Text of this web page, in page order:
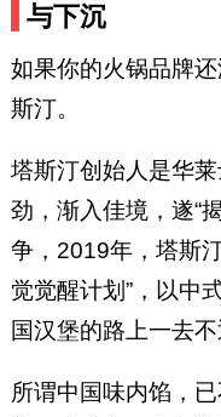
与下沉
如果你的火锅品牌
斯汀。
塔斯汀创始人是华
劲，渐入佳境，遂“
争，2019年，塔斯
觉觉醒计划”，以中
国汉堡的路上一去不
所谓中国味内馅，